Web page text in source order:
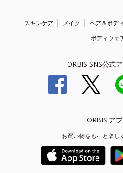
スキンケア メイク ヘア＆ボディ
ボディウェ
ORBIS SNS公式
ORBIS アプ
お買い物をもっと楽し